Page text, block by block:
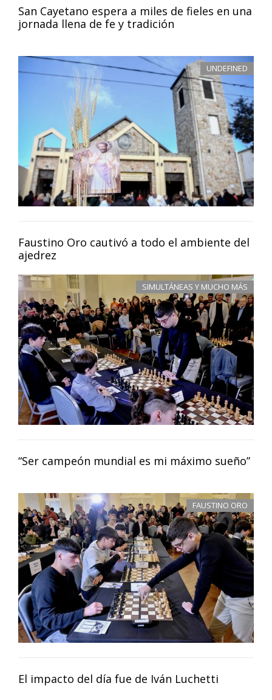
San Cayetano espera a miles de fieles en una
jornada llena de fe y tradición
UNDEFINED
Faustino Oro cautivó a todo el ambiente del
ajedrez
SIMULTÁNEAS Y MUCHO MÁS
“Ser campeón mundial es mi máximo sueño”
FAUSTINO ORO
El impacto del día fue de Iván Luchetti